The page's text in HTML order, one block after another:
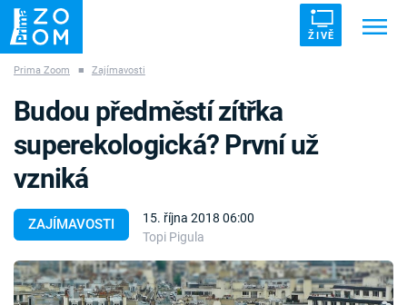
ŽIVĚ
ZÁHADY VETŘELCI DÁVNOVĚKU
Témata
Témata
Prima Zoom ■ Zajímavosti
ZAJÍMAVOSTI
15. října 2018 06:00
Topi Pigula
Budou předměstí zítřka
superekologická? První už
vzniká